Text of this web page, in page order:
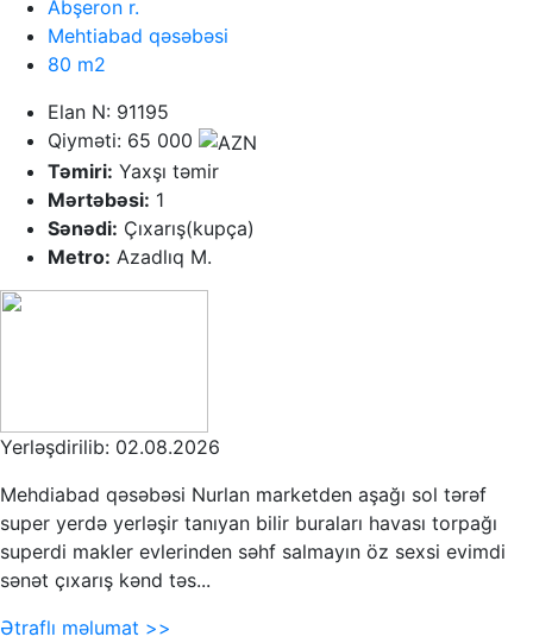
Abşeron r.
Mehtiabad qəsəbəsi
80 m2
Elan N: 91195
Qiyməti: 65 000
Təmiri: Yaxşı təmir
Mərtəbəsi: 1
Sənədi: Çıxarış(kupça)
Metro: Azadlıq M.
Yerləşdirilib: 02.08.2026
Mehdiabad qəsəbəsi Nurlan marketden aşağı sol tərəf
super yerdə yerləşir tanıyan bilir buraları havası torpağı
superdi makler evlerinden səhf salmayın öz sexsi evimdi
sənət çıxarış kənd təs...
Ətraflı məlumat >>